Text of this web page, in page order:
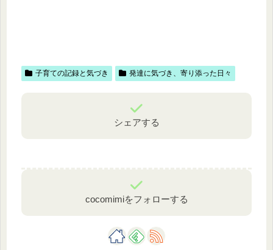
子育ての記録と気づき 発達に気づき、寄り添った日々
シェアする
cocomimiをフォローする